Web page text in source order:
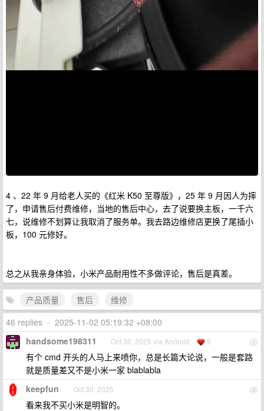
4 、22 年 9 月给老人买的《红米 K50 至尊版》，25 年 9 月因人为摔
了，申请售后付费维修，当地的售后中心，去了说要换主板，一千六
七，说维修不划算让我取消了服务单。我去路边维修店更换了尾插小
板，100 元修好。
总之从我亲身体验，小米产品耐用性不多做评论，售后是真差。
产品质量 售后
维修
46 replies • 2025-11-02 05:19:32 +08:00
1
handsome198311 Oct 30, 2025 via Android 5
有个 cmd 开头的人马上来喷你，总是长篇大论说，一般是套路
就是质量差又不是小米一家 blablabla
2
keepfun Oct 30, 2025
看来我不买小米是明智的。